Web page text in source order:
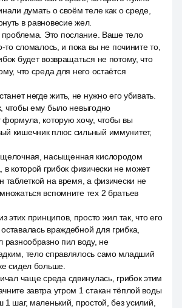
думать о своём теле как о среде,
в равновесие жел.
проблема. Это послание. Ваше тело
то сломалось, и пока вы не почините то,
будет возвращаться не потому, что
что среда для него остаётся
негде жить, не нужно его убивать.
чтобы ему было невыгодно
формула, которую хочу, чтобы вы
кишечник плюс сильный иммунитет,
насыщенная кислородом
в которой грибок физически не может
таблеткой на время, а физически не
вспомните тех 2 братьев
этих принципов, просто жил так, что его
враждебной для грибка,
разнообразно пил воду, не
тело справлялось само младший
сидел больше.
чаще среда сдвинулась, грибок этим
завтра утром 1 стакан тёплой воды
шаг, маленький, простой, без усилий,